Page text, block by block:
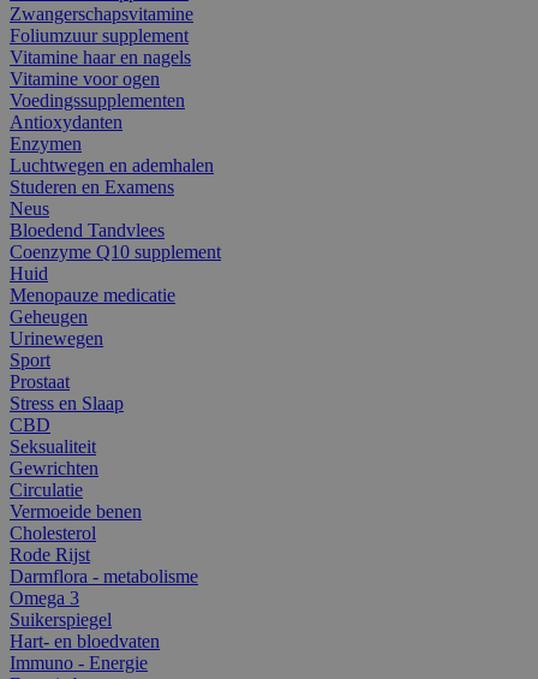
Zwangerschapsvitamine
Foliumzuur supplement
Vitamine haar en nagels
Vitamine voor ogen
Voedingssupplementen
Antioxydanten
Enzymen
Luchtwegen en ademhalen
Studeren en Examens
Neus
Bloedend Tandvlees
Coenzyme Q10 supplement
Huid
Menopauze medicatie
Geheugen
Urinewegen
Sport
Prostaat
Stress en Slaap
CBD
Seksualiteit
Gewrichten
Circulatie
Vermoeide benen
Cholesterol
Rode Rijst
Darmflora - metabolisme
Omega 3
Suikerspiegel
Hart- en bloedvaten
Immuno - Energie